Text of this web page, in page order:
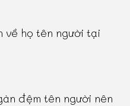
về họ tên người tại
đệm tên người nên